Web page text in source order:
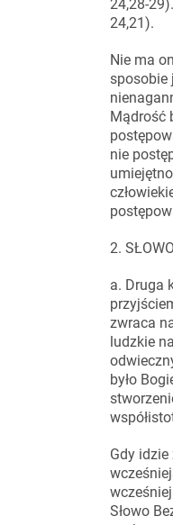
24,28-
24,21).
Nie ma
sposobie
Mądrość
nie
2.
a. Druga
zwraca
ludzkie
było
Gdy
Słowo